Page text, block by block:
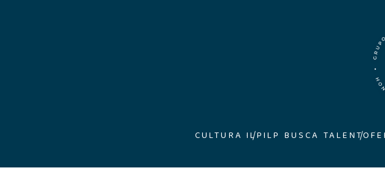
CULTURA ILPILP BUSCA TALENTO